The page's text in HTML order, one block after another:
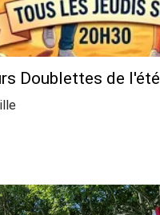
Doublettes de l'été